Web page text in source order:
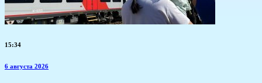
15:34
6 августа 2026